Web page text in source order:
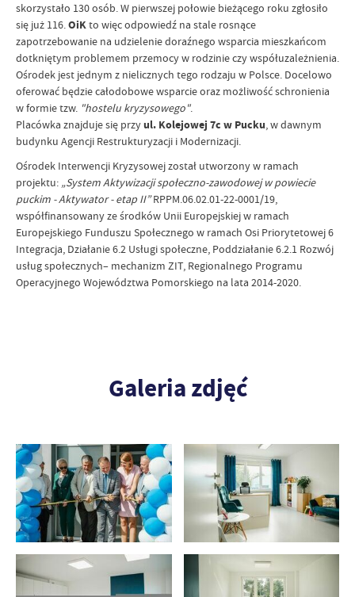
skorzystało 130 osób. W pierwszej połowie bieżącego roku zgłosiło
się już 116.OiKto więc odpowiedź na stale rosnące
zapotrzebowanie na udzielenie doraźnego wsparcia mieszkańcom
dotkniętym problemem przemocy w rodzinie czy współuzależnienia.
Ośrodek jest jednym z nielicznych tego rodzaju w Polsce. Docelowo
oferować będzie całodobowe wsparcie oraz możliwość schronienia
w formie tzw. "hostelu kryzysowego".
Placówka znajduje się przyul. Kolejowej 7c w Pucku, w dawnym
budynku Agencji Restrukturyzacji i Modernizacji.
Ośrodek Interwencji Kryzysowej został utworzony w ramach
projektu: „System Aktywizacji społeczno-zawodowej w powiecie
puckim - Aktywator - etap II”RPPM.06.02.01-22-0001/19,
współfinansowany ze środków Unii Europejskiej w ramach
Europejskiego Funduszu Społecznego w ramach Osi Priorytetowej 6
Integracja, Działanie 6.2 Usługi społeczne, Poddziałanie 6.2.1 Rozwój
usług społecznych– mechanizm ZIT, Regionalnego Programu
Operacyjnego Województwa Pomorskiego na lata 2014-2020.
Galeria zdjęć